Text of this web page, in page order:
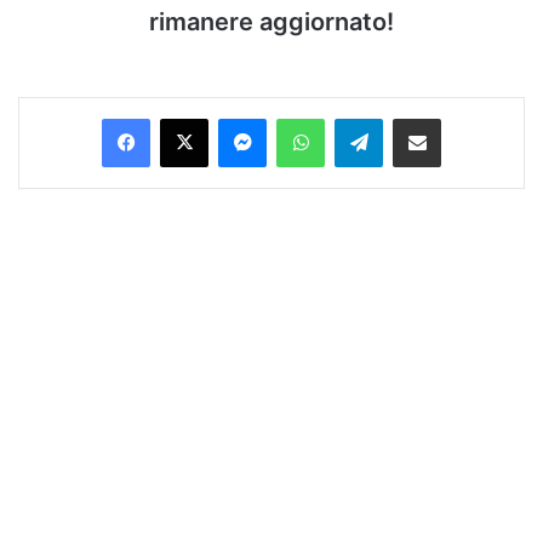
rimanere aggiornato!
Facebook
X MessengerWhatsAppTelegramCondividi via Email